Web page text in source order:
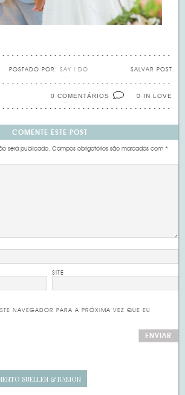
SALVAR POST
POSTADO POR: SAY I DO
0 IN LOVE
0 COMENTÁRIOS
COMENTE ESTE POST
será publicado. Campos obrigatórios são marcados com*
SITE
NAVEGADOR PARA A PRÓXIMA VEZ QUE EU
SUELLEN & RAMON